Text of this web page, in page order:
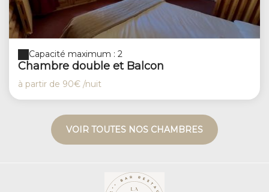
Capacité maximum : 2
Chambre double et Balcon
à partir de 90€ /nuit
VOIR TOUTES NOS CHAMBRES